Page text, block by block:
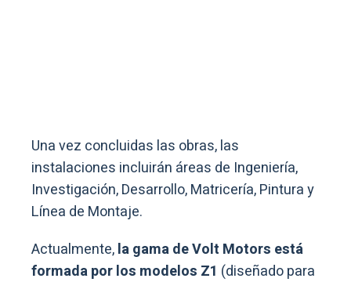
Una vez concluidas las obras, las
instalaciones incluirán áreas de Ingeniería,
Investigación, Desarrollo, Matricería, Pintura y
Línea de Montaje.
Actualmente,la gama de Volt Motors está
formada por los modelos Z1 (diseñado para